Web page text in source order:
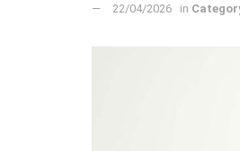
22/04/2026 in